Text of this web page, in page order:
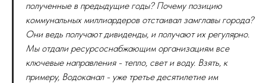
полученные в предыдущие годы? Почему позицию
коммунальных миллиардеров отстаивал замглавы города?
Они ведь получают дивиденды, и получают их регулярно.
Мы отдали ресурсоснабжающим организациям все
ключевые направления - тепло, свет и воду. Взять, к
примеру, Водоканал - уже третье десятилетие им